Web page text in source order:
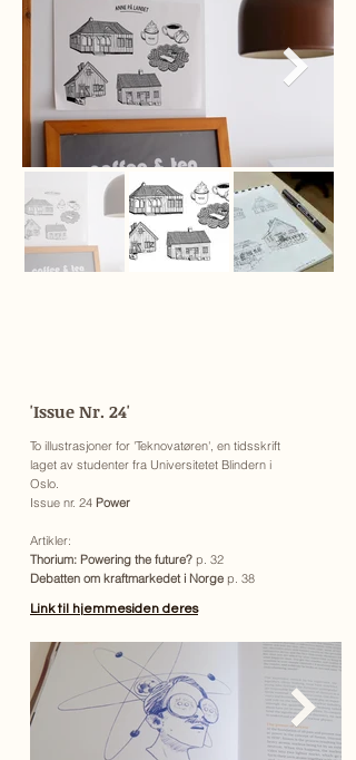
'Issue Nr. 24'
To illustrasjoner for 'Teknovatøren', en tidsskrift
laget av studenter fra Universitetet Blindern i
Oslo.
Issue nr. 24 Power
Artikler:
Thorium: Powering the future? p. 32
Debatten om kraftmarkedet i Norge p. 38
Link til hjemmesiden deres